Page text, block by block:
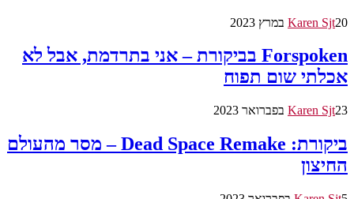
Karen Sjt20 במרץ 2023
Forspoken בביקורת – אני בתרדמת, אבל לא
אכלתי שום תפוח
Karen Sjt23 בפברואר 2023
ביקורת: Dead Space Remake – מסר מהעולם
החיצון